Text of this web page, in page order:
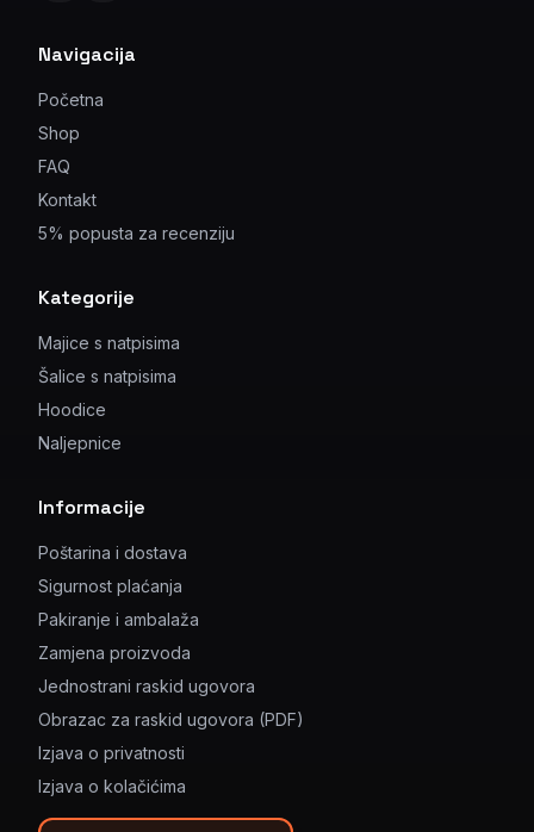
Navigacija
Početna
Shop
FAQ
Kontakt
5% popusta za recenziju
Kategorije
Majice s natpisima
Šalice s natpisima
Hoodice
Naljepnice
Informacije
Poštarina i dostava
Sigurnost plaćanja
Pakiranje i ambalaža
Zamjena proizvoda
Jednostrani raskid ugovora
Obrazac za raskid ugovora (PDF)
Izjava o privatnosti
Izjava o kolačićima